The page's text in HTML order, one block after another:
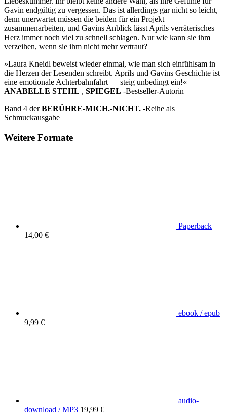
Gavin endgültig zu vergessen. Das ist allerdings gar nicht so leicht,
denn unerwartet müssen die beiden für ein Projekt
zusammenarbeiten, und Gavins Anblick lässt Aprils verräterisches
Herz immer noch viel zu schnell schlagen. Nur wie kann sie ihm
verzeihen, wenn sie ihm nicht mehr vertraut?
»Laura Kneidl beweist wieder einmal, wie man sich einfühlsam in
die Herzen der Lesenden schreibt. Aprils und Gavins Geschichte ist
eine emotionale Achterbahnfahrt — steig unbedingt ein!«
ANABELLE STEHL , SPIEGEL -Bestseller-Autorin
Band 4 derBERÜHRE-MICH.-NICHT. -Reihe als
Schmuckausgabe
Weitere Formate
Paperback
14,00 €
ebook / epub
9,99 €
audio-
download / MP3 19,99 €